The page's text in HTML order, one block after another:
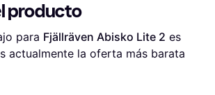
producto
para Fjällräven Abisko Lite 2
actualmente la oferta más barata